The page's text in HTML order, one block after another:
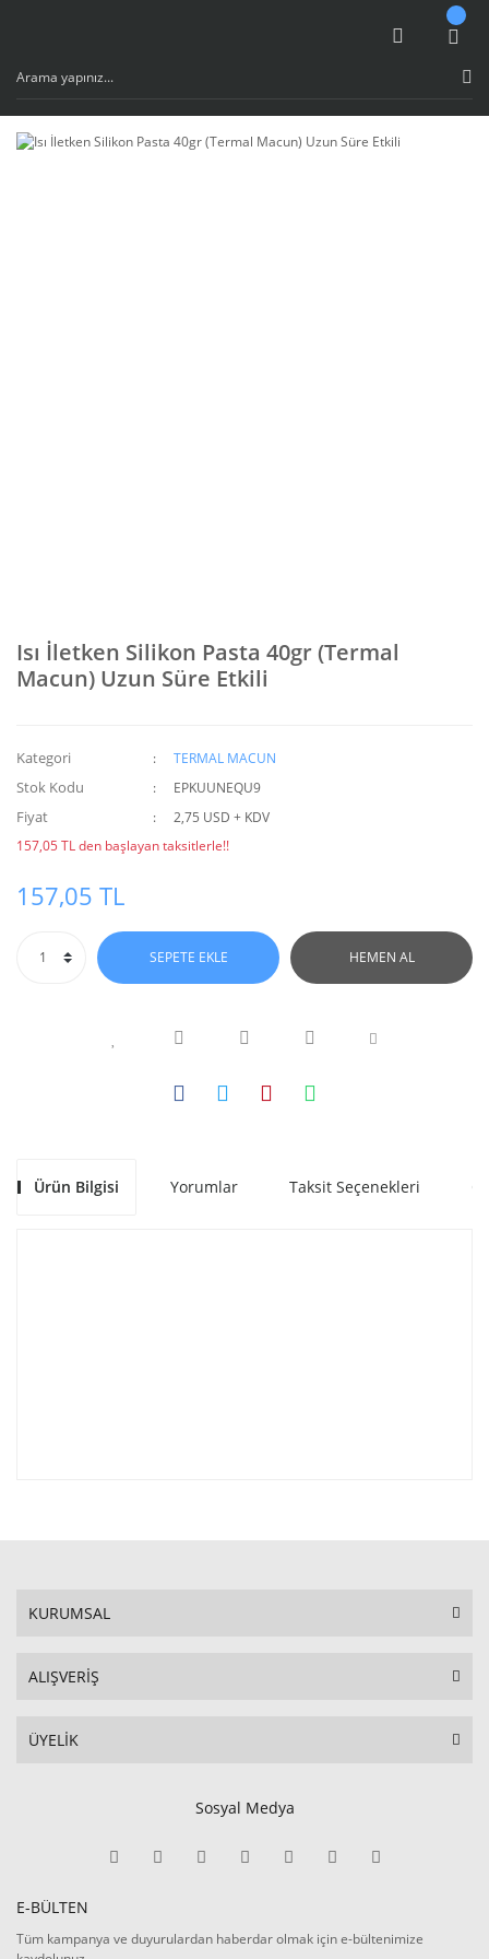
Isı İletken Silikon Pasta 40gr (Termal
Macun) Uzun Süre Etkili
Kategori TERMAL MACUN
Stok Kodu EPKUUNEQU9
Fiyat
2,75 USD + KDV
157,05 TL den başlayan taksitlerle!!
157,05 TL
SEPETE EKLE HEMEN AL
Ürün Bilgisi Yorumlar Taksit Seçenekleri
KURUMSAL
ALIŞVERİŞ
ÜYELİK
Sosyal Medya
E-BÜLTEN
Tüm kampanya ve duyurulardan haberdar olmak için e-bültenimize